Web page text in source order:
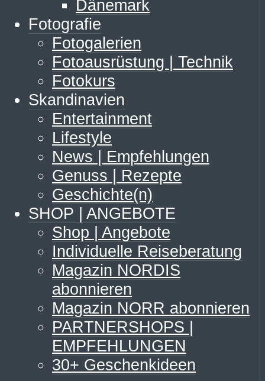
Dänemark
Fotografie
Fotogalerien
Fotoausrüstung | Technik
Fotokurs
Skandinavien
Entertainment
Lifestyle
News | Empfehlungen
Genuss | Rezepte
Geschichte(n)
SHOP | ANGEBOTE
Shop | Angebote
Individuelle Reiseberatung
Magazin NORDIS
abonnieren
Magazin NORR abonnieren
PARTNERSHOPS |
EMPFEHLUNGEN
30+ Geschenkideen